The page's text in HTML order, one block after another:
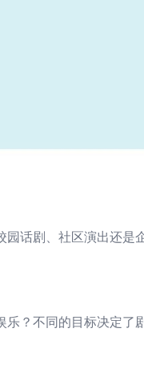
话剧、社区演出还是
？不同的目标决定了